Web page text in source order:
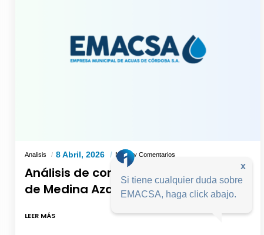
Analisis 8 Abril, 2026 No Hay Comentarios
Análisis de control del agua de la red
de Medina Azahara-Marzo 2026
LEER MÁS
x
Si tiene cualquier duda sobre
EMACSA, haga click abajo.